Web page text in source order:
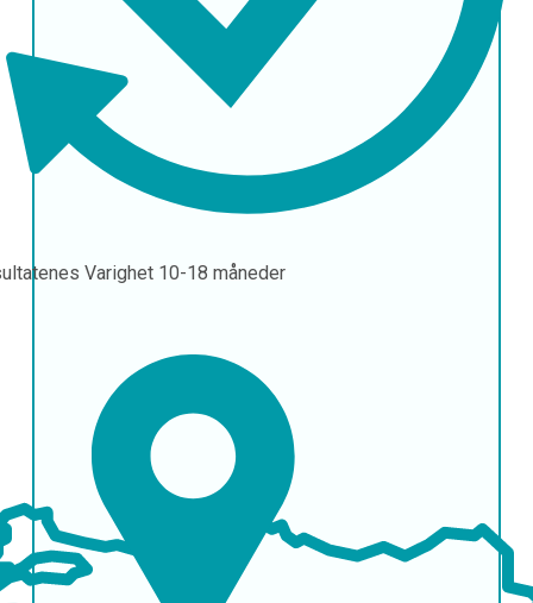
Varighet 10-18 måneder